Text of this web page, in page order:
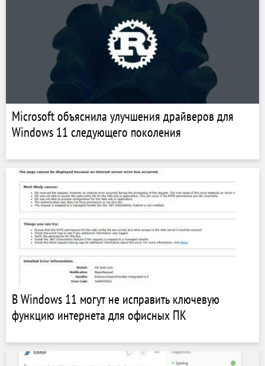
Microsoft объяснила улучшения драйверов для
Windows 11 следующего поколения
В Windows 11 могут не исправить ключевую
функцию интернета для офисных ПК